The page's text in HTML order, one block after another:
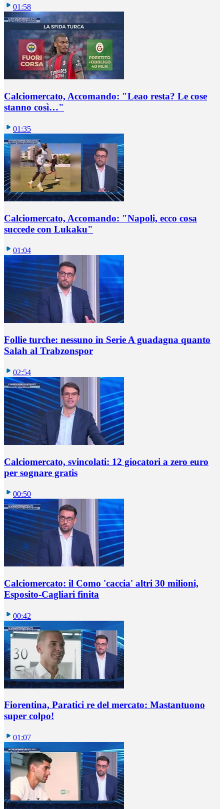
01:58
Calciomercato, Accomando: "Leao resta? Le cose
stanno così…"
01:35
Calciomercato, Accomando: "Napoli, ecco cosa
succede con Lukaku"
01:04
Follie turche: nessuno in Serie A guadagna quanto
Salah al Trabzonspor
02:54
Calciomercato, svincolati: 12 giocatori a zero euro
per sognare gratis
00:50
Calciomercato: il Como 'caccia' altri 30 milioni,
Esposito-Cagliari finita
00:42
Fiorentina, Paratici re del mercato: Mastantuono
super colpo!
01:07